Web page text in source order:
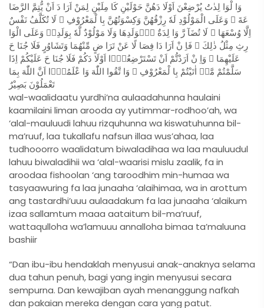
وَا لْوَا لِدٰتُ يُرْضِعْنَ اَوْلَا دَهُنَّ حَوْلَيْنِ كَا مِلَيْنِ لِمَنْ اَرَا دَ اَنْ يُّتِمَّ الرَّضَا
عَةَ ۗ وَعَلَى الْمَوْلُوْدِ لَهٗ رِزْقُهُنَّ وَكِسْوَتُهُنَّ بِا لْمَعْرُوْفِ ۗ لَا تُكَلَّفُ نَفْسٌ
اِلَّا وُسْعَهَا ۚ لَا تُضَآ رَّ وَا لِدَةٌ بِۢوَلَدِهَا وَلَا مَوْلُوْدٌ لَّهٗ بِوَلَدِهٖ وَعَلَى الْوَا
رِثِ مِثْلُ ذٰلِكَ ۚ فَاِ نْ اَرَا دَا فِصَا لًا عَنْ تَرَا ضٍ مِّنْهُمَا وَتَشَاوُرٍ فَلَا جُنَا حَ
عَلَيْهِمَا ۗ وَاِ نْ اَرَدْتُّمْ اَنْ تَسْتَرْضِعُوْۤا اَوْلَا دَكُمْ فَلَا جُنَا حَ عَلَيْكُمْ اِذَا
سَلَّمْتُمْ مَّاۤ اٰتَيْتُمْ بِا لْمَعْرُوْفِ ۗ وَا تَّقُوا اللّٰهَ وَا عْلَمُوْۤا اَنَّ اللّٰهَ بِمَا
تَعْمَلُوْنَ بَصِيْرٌ
wal-waalidaatu yurdhi’na aulaadahunna haulaini
kaamilaini liman arooda ay yutimmar-rodhoo’ah, wa
‘alal-mauluudi lahuu rizquhunna wa kiswatuhunna bil-
ma’ruuf, laa tukallafu nafsun illaa wus’ahaa, laa
tudhooorro waalidatum biwaladihaa wa laa mauluudul
lahuu biwaladihii wa ‘alal-waarisi mislu zaalik, fa in
aroodaa fishoolan ‘ang taroodhim min-humaa wa
tasyaawuring fa laa junaaha ‘alaihimaa, wa in arottum
ang tastardhi’uuu aulaadakum fa laa junaaha ‘alaikum
izaa sallamtum maaa aataitum bil-ma’ruuf,
wattaqulloha wa’lamuuu annalloha bimaa ta’maluuna
bashiir
“Dan ibu-ibu hendaklah menyusui anak-anaknya selama
dua tahun penuh, bagi yang ingin menyusui secara
sempurna. Dan kewajiban ayah menanggung nafkah
dan pakaian mereka dengan cara yang patut.